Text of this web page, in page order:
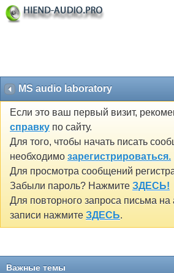
MS audio laboratory
Если это ваш первый визит,
справку по сайту.
Для того, чтобы начать писать
необходимо зарегистрироваться.
Для просмотра сообщений
Забыли пароль? Нажмите ЗДЕСЬ!
Для повторного запроса письма на
записи нажмите ЗДЕСЬ.
Важные темы